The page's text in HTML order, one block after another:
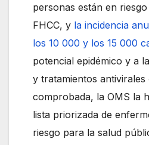
personas están en
FHCC, y la incidencia
los 10 000 y los 15 000
potencial epidémico y a
y tratamientos antivirales
comprobada, la OMS la
lista priorizada de
riesgo para la salud